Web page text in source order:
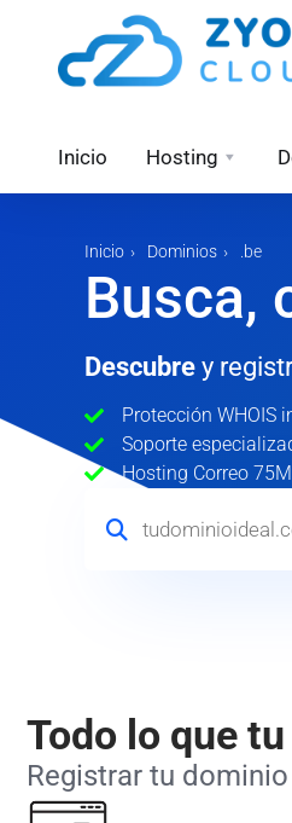
Inicio Hosting
Inicio Dominios .be
Busca,
Descubre y
Protección WHOIS
Soporte
Hosting Correo
Todo lo que
Registrar tu